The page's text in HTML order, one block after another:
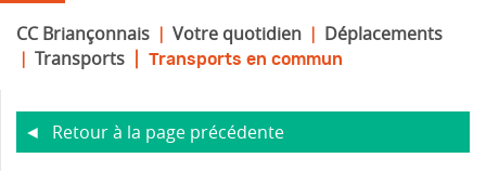
CC Briançonnais Votre quotidien
Déplacements
Transports
Transports en commun
Retour à la page précédente